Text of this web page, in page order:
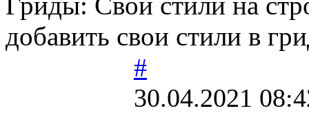
добавить свои стили в
#
30.04.2021